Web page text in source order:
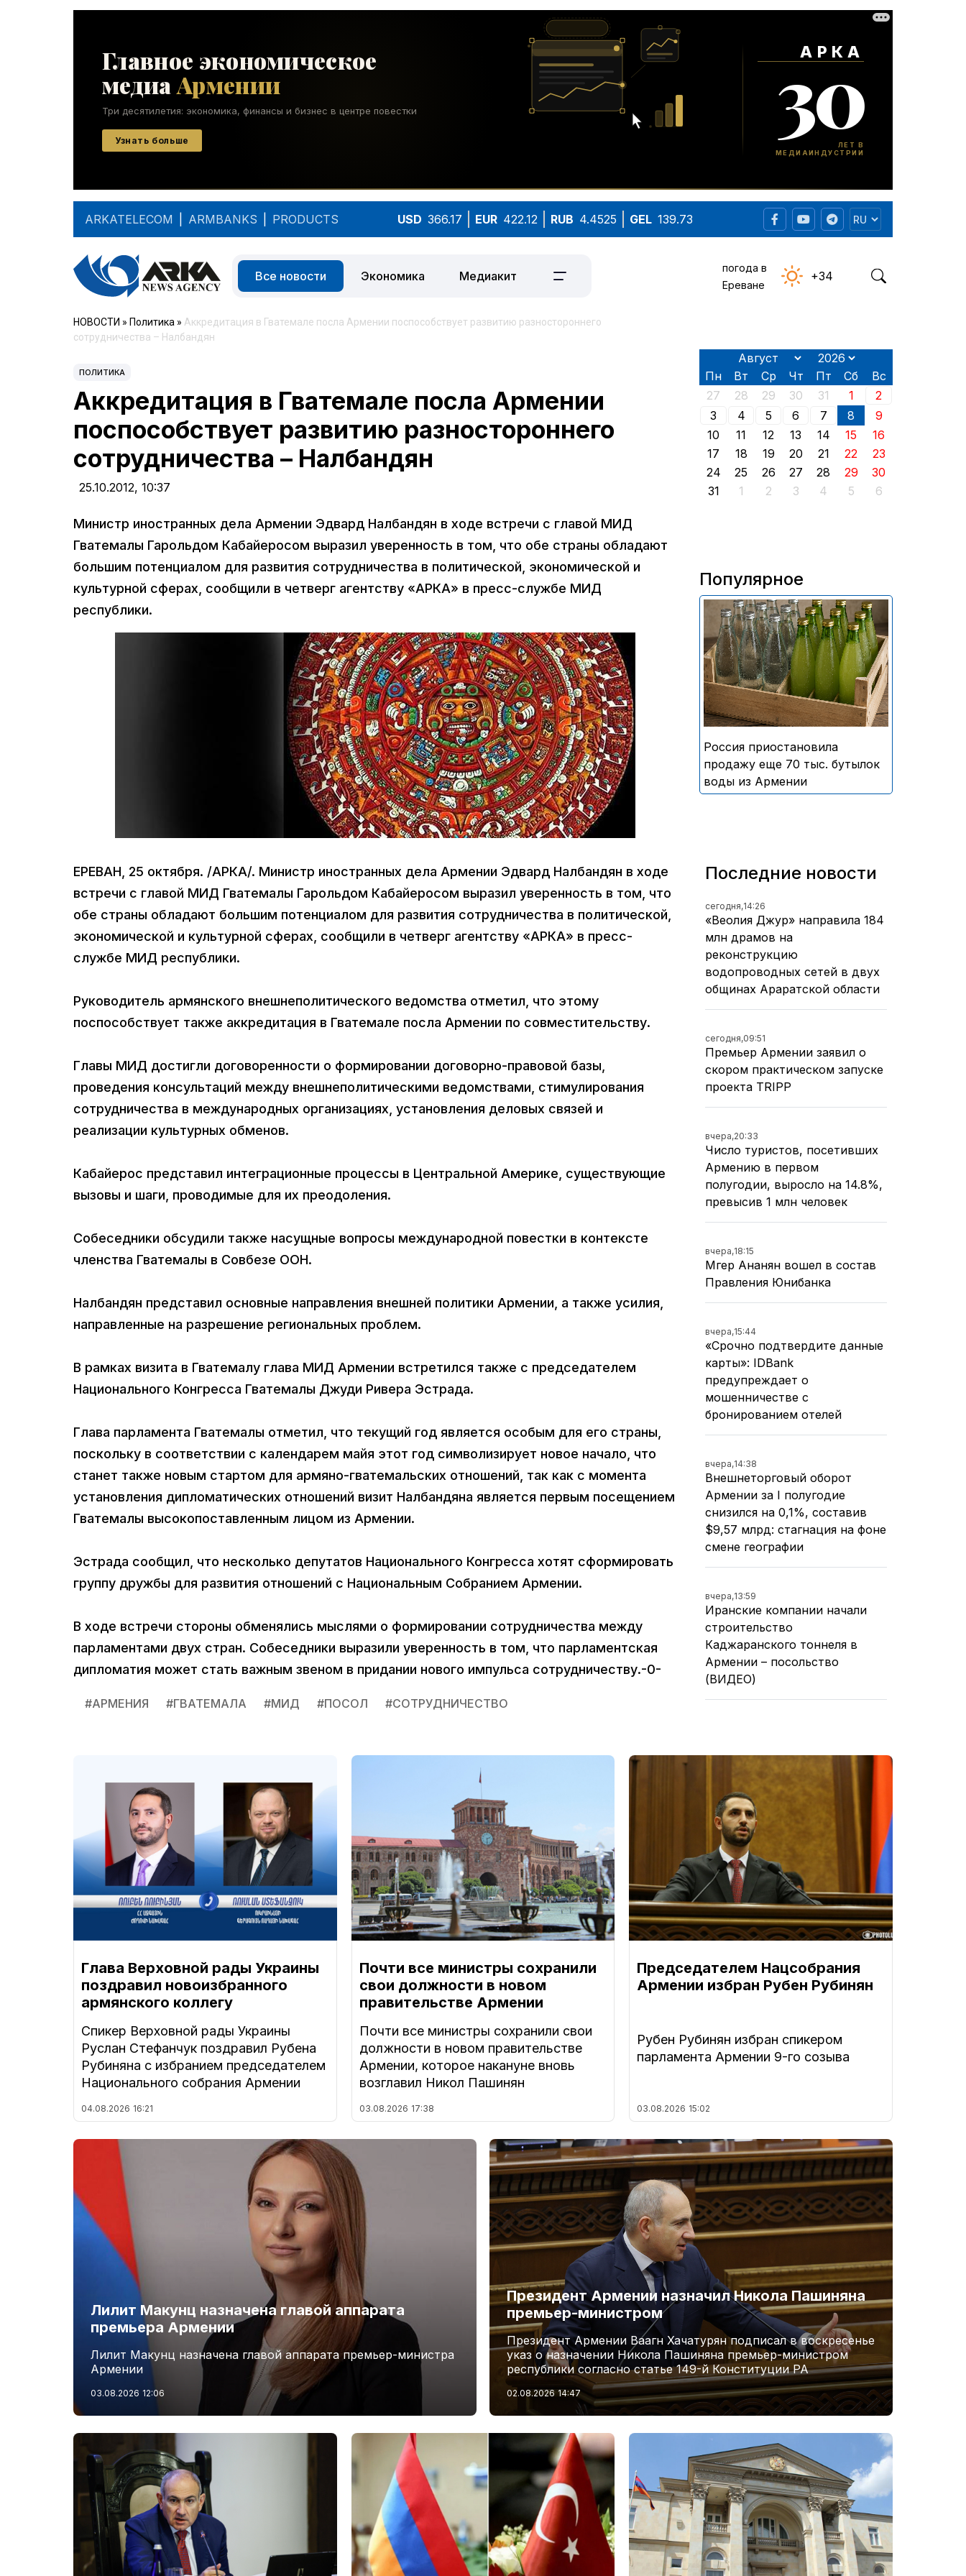
ARKATELECOM ARMBANKS PRODUCTS USD 366.17 EUR 422.12 RUB 4.4525 GEL 139.73
Все новости Экономика Медиакит
погода в
Ереване
+34
НОВОСТИ » Политика » Аккредитация в Гватемале посла Армении поспособствует развитию разностороннего
сотрудничества – Налбандян
ПОЛИТИКА
Аккредитация в Гватемале посла Армении
поспособствует развитию разностороннего
сотрудничества – Налбандян
25.10.2012, 10:37
Министр иностранных дела Армении Эдвард Налбандян в ходе встречи с главой МИД
Гватемалы Гарольдом Кабайеросом выразил уверенность в том, что обе страны обладают
большим потенциалом для развития сотрудничества в политической, экономической и
культурной сферах, сообщили в четверг агентству «АРКА» в пресс-службе МИД
республики.
ЕРЕВАН, 25 октября. /АРКА/. Министр иностранных дела Армении Эдвард Налбандян в ходе
встречи с главой МИД Гватемалы Гарольдом Кабайеросом выразил уверенность в том, что
обе страны обладают большим потенциалом для развития сотрудничества в политической,
экономической и культурной сферах, сообщили в четверг агентству «АРКА» в пресс-
службе МИД республики.
Руководитель армянского внешнеполитического ведомства отметил, что этому
поспособствует также аккредитация в Гватемале посла Армении по совместительству.
Главы МИД достигли договоренности о формировании договорно-правовой базы,
проведения консультаций между внешнеполитическими ведомствами, стимулирования
сотрудничества в международных организациях, установления деловых связей и
реализации культурных обменов.
Кабайерос представил интеграционные процессы в Центральной Америке, существующие
вызовы и шаги, проводимые для их преодоления.
Собеседники обсудили также насущные вопросы международной повестки в контексте
членства Гватемалы в Совбезе ООН.
Налбандян представил основные направления внешней политики Армении, а также усилия,
направленные на разрешение региональных проблем.
В рамках визита в Гватемалу глава МИД Армении встретился также с председателем
Национального Конгресса Гватемалы Джуди Ривера Эстрада.
Глава парламента Гватемалы отметил, что текущий год является особым для его страны,
поскольку в соответствии с календарем майя этот год символизирует новое начало, что
станет также новым стартом для армяно-гватемальских отношений, так как с момента
установления дипломатических отношений визит Налбандяна является первым посещением
Гватемалы высокопоставленным лицом из Армении.
Эстрада сообщил, что несколько депутатов Национального Конгресса хотят сформировать
группу дружбы для развития отношений с Национальным Собранием Армении.
В ходе встречи стороны обменялись мыслями о формировании сотрудничества между
парламентами двух стран. Собеседники выразили уверенность в том, что парламентская
дипломатия может стать важным звеном в придании нового импульса сотрудничеству.-0-
#АРМЕНИЯ #ГВАТЕМАЛА #МИД #ПОСОЛ #СОТРУДНИЧЕСТВО
Пн Вт Ср Чт Пт Сб
Вс
27
28 29 30 31 1
2
3
4 5 6 7 8
9
10
11 12 13 14 15
16
17
18 19 20 21 22
23
24
25 26 27 28 29
30
31
1 2 3 4 5 6
Популярное
В России приостановили
продажу более 70 тыс.
бутылок питьевой воды и
безалкогольных напитков
армянского производства
Россия приостановила
продажу еще 70 тыс. бутылок
воды из Армении
Последние новости
сегодня,14:26
«Веолия Джур» направила 184
млн драмов на
реконструкцию
водопроводных сетей в двух
общинах Араратской области
сегодня,09:51
Премьер Армении заявил о
скором практическом запуске
проекта TRIPP
вчера,20:33
Число туристов, посетивших
Армению в первом
полугодии, выросло на 14.8%,
превысив 1 млн человек
вчера,18:15
Мгер Ананян вошел в состав
Правления Юнибанка
вчера,15:44
«Срочно подтвердите данные
карты»: IDBank
предупреждает о
мошенничестве с
бронированием отелей
вчера,14:38
Внешнеторговый оборот
Армении за I полугодие
снизился на 0,1%, составив
$9,57 млрд: стагнация на фоне
смене географии
вчера,13:59
Иранские компании начали
строительство
Каджаранского тоннеля в
Армении – посольство
(ВИДЕО)
Глава Верховной рады Украины
поздравил новоизбранного
армянского коллегу
Спикер Верховной рады Украины
Руслан Стефанчук поздравил Рубена
Рубиняна с избранием председателем
Национального собрания Армении
04.08.2026 16:21
Почти все министры сохранили
свои должности в новом
правительстве Армении
Почти все министры сохранили свои
должности в новом правительстве
Армении, которое накануне вновь
возглавил Никол Пашинян
03.08.2026 17:38
Председателем Нацсобрания
Армении избран Рубен Рубинян
Рубен Рубинян избран спикером
парламента Армении 9-го созыва
03.08.2026 15:02
Лилит Макунц назначена главой аппарата
премьера Армении
Лилит Макунц назначена главой аппарата премьер-министра
Армении
03.08.2026 12:06
Президент Армении назначил Никола Пашиняна
премьер-министром
Президент Армении Ваагн Хачатурян подписал в воскресенье
указ о назначении Никола Пашиняна премьер-министром
республики согласно статье 149-й Конституции РА
02.08.2026 14:47